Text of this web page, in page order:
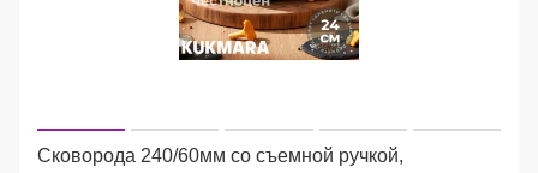
Сковорода 240/60мм со съемной ручкой,